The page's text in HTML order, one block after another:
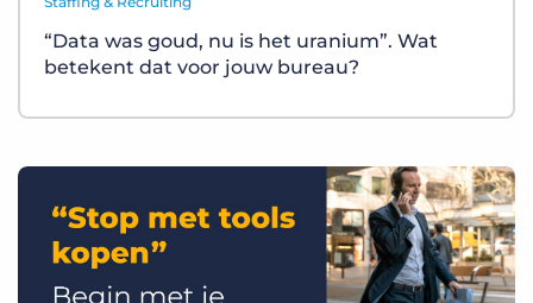
“Data was goud, nu is het uranium”. Wat
betekent dat voor jouw bureau?